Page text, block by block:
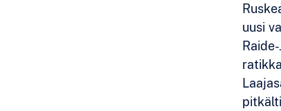
uusi